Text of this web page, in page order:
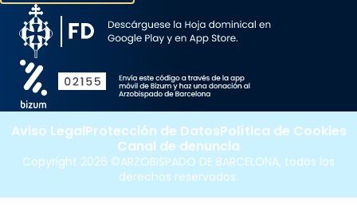
Copyright 2026 ©ARZOBISPADO DE BARCELONA, todos los
derechos reservados.
Aviso LegalProtección de DatosPolítica de Cookies
Canal de denuncia